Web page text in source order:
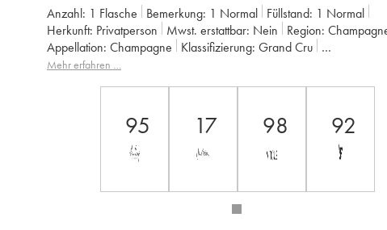
Anzahl: 1 Flasche Bemerkung: 1 Normal Füllstand: 1 Normal
Herkunft:
privatperson Mwst. erstattbar: nein Region:
Appellation:
Champagne Klassifizierung:
Grand Cru
Eigentümer: Jacques Selosse
Mehr erfahren …
95 17 98 92